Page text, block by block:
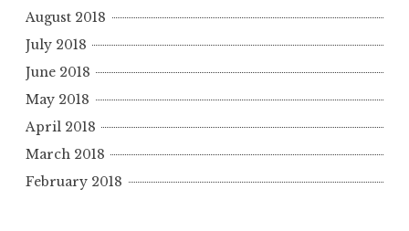
August 2018
July 2018
June 2018
May 2018
April 2018
March 2018
February 2018